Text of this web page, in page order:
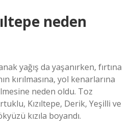
neden
yağış da yaşanırken, fırtına
kırılmasına, yol kenarlarına
neden oldu. Toz
Kızıltepe, Derik, Yeşilli ve
kızıla boyandı.